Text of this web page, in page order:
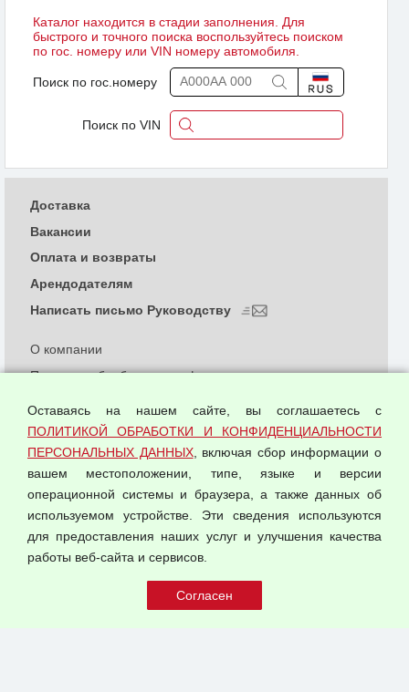
Каталог находится в стадии заполнения. Для
быстрого и точного поиска воспользуйтесь поиском
по гос. номеру или VIN номеру автомобиля.
Поиск по гос.номеру
Поиск по VIN
© 2026 ООО "Феникс"
О компании
Политика обработки и конфиденциальности
Согласием на обработку персональных данных
Оферта оптовой купли-продажи
Публичная оферта
Доставка
Вакансии
Оплата и возвраты
Арендодателям
Написать письмо Руководству
Оставаясь на нашем сайте, вы соглашаетесь с
ПОЛИТИКОЙ ОБРАБОТКИ И КОНФИДЕНЦИАЛЬНОСТИ
ПЕРСОНАЛЬНЫХ ДАННЫХ, включая сбор информации о
вашем местоположении, типе, языке и версии
операционной системы и браузера, а также данных об
используемом устройстве. Эти сведения используются
для предоставления наших услуг и улучшения качества
работы веб-сайта и сервисов.